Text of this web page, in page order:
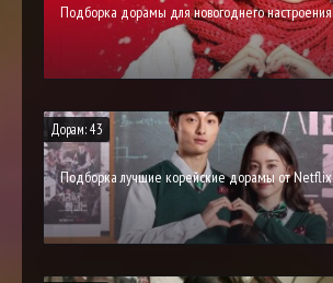
Подборка дорамы для новогоднего настроения
Дорам: 43
Подборка лучшие корейские дорамы от Netflix